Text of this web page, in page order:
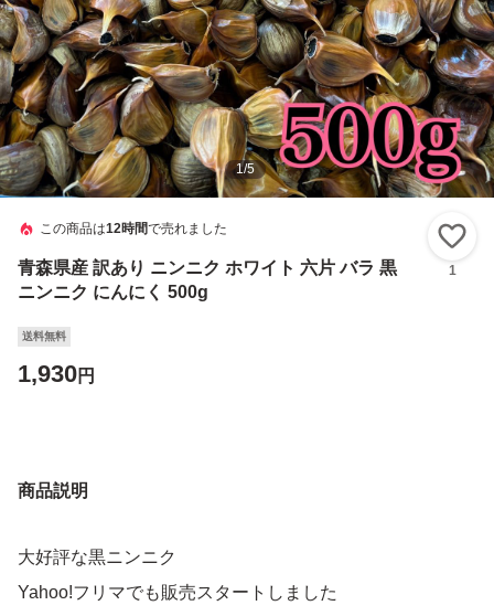
1/5
この商品は12時間で売れました
青森県産 訳あり ニンニク ホワイト 六片 バラ 黒
ニンニク にんにく 500g
1
送料無料
1,930円
商品説明
大好評な黒ニンニク
Yahoo!フリマでも販売スタートしました